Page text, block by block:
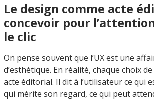
Le design comme acte
concevoir pour
le clic
On pense souvent que l’UX est une
d’esthétique. En réalité, chaque choix
acte éditorial. Il dit à l’utilisateur ce qui
qui mérite son regard, ce qui peut